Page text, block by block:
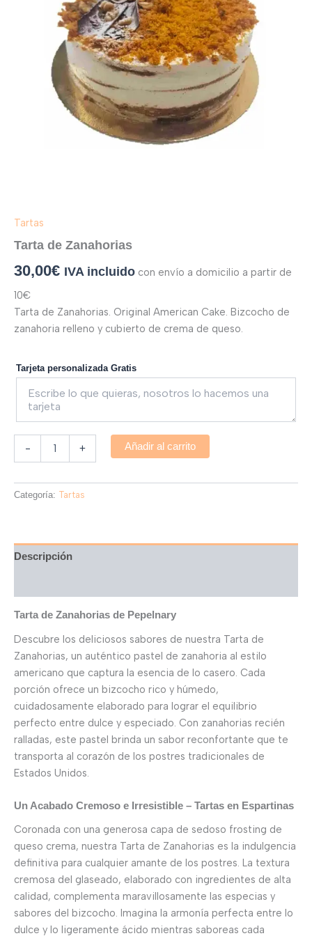
Tartas
Tarta de Zanahorias
30,00€ IVA incluido con envío a domicilio a partir de
10€
Tarta de Zanahorias. Original American Cake. Bizcocho de
zanahoria relleno y cubierto de crema de queso.
Tarjeta personalizada Gratis
- + Añadir al carrito
Categoría: Tartas
Descripción
Tarta de Zanahorias de Pepelnary
Descubre los deliciosos sabores de nuestra Tarta de
Zanahorias, un auténtico pastel de zanahoria al estilo
americano que captura la esencia de lo casero. Cada
porción ofrece un bizcocho rico y húmedo,
cuidadosamente elaborado para lograr el equilibrio
perfecto entre dulce y especiado. Con zanahorias recién
ralladas, este pastel brinda un sabor reconfortante que te
transporta al corazón de los postres tradicionales de
Estados Unidos.
Un Acabado Cremoso e Irresistible – Tartas en Espartinas
Coronada con una generosa capa de sedoso frosting de
queso crema, nuestra Tarta de Zanahorias es la indulgencia
definitiva para cualquier amante de los postres. La textura
cremosa del glaseado, elaborado con ingredientes de alta
calidad, complementa maravillosamente las especias y
sabores del bizcocho. Imagina la armonía perfecta entre lo
dulce y lo ligeramente ácido mientras saboreas cada